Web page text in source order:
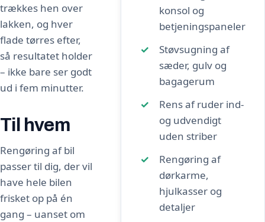
trækkes hen over
lakken, og hver
flade tørres efter,
så resultatet holder
– ikke bare ser godt
ud i fem minutter.
Til hvem
Rengøring af bil
passer til dig, der vil
have hele bilen
frisket op på én
gang – uanset om
konsol og
betjeningspaneler
Støvsugning af
sæder, gulv og
bagagerum
Rens af ruder ind-
og udvendigt
uden striber
Rengøring af
dørkarme,
hjulkasser og
detaljer